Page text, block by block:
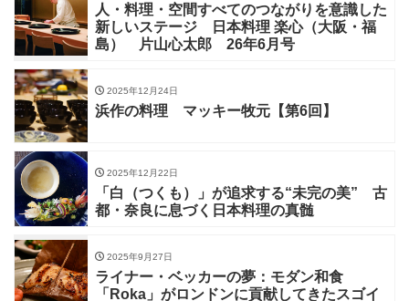
人・料理・空間すべてのつながりを意識した
新しいステージ 日本料理 楽心（大阪・福
島） 片山心太郎 26年6月号
2025年12月24日
浜作の料理 マッキー牧元【第6回】
2025年12月22日
「白（つくも）」が追求する“未完の美” 古
都・奈良に息づく日本料理の真髄
2025年9月27日
ライナー・ベッカーの夢：モダン和食
「Roka」がロンドンに貢献してきたスゴイ